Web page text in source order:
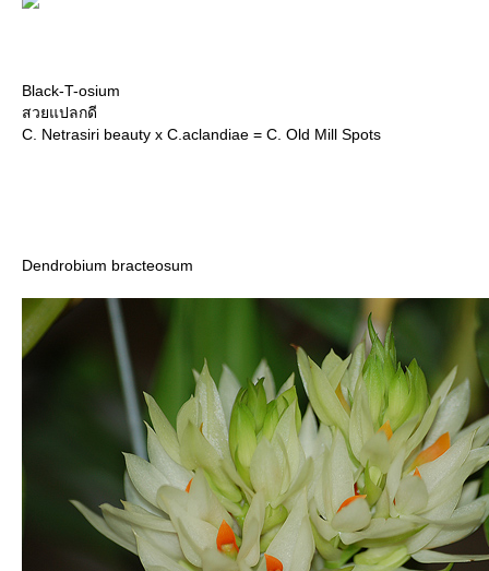
Black-T-osium
สวยแปลกดี
C. Netrasiri beauty x C.aclandiae = C. Old Mill Spots
Dendrobium bracteosum